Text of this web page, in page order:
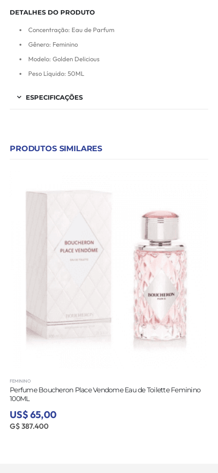
DETALHES DO PRODUTO
Concentração: Eau de Parfum
Gênero: Feminino
Modelo: Golden Delicious
Peso Líquido: 50ML
ESPECIFICAÇÕES
PRODUTOS SIMILARES
FEMININO
Perfume Boucheron Place Vendome Eau de Toilette Feminino
100ML
US$ 65,00
G$ 387.400